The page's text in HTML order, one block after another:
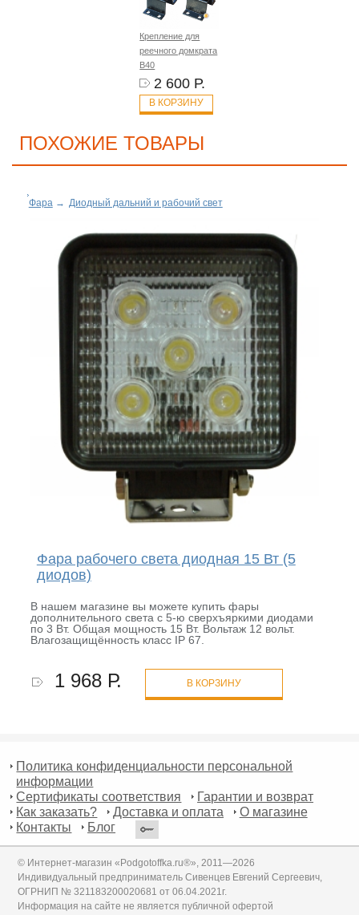
Крепление для
реечного домкрата
B40
2 600 Р.
В КОРЗИНУ
ПОХОЖИЕ ТОВАРЫ
Фара → Диодный дальний и рабочий свет
Фара рабочего света диодная 15 Вт (5
диодов)
В нашем магазине вы можете купить фары
дополнительного света с 5-ю сверхъяркими диодами
по 3 Вт. Общая мощность 15 Вт. Вольтаж 12 вольт.
Влагозащищённость класс IP 67.
1 968 Р. В КОРЗИНУ
Политика конфиденциальности персональной
информации
Сертификаты соответствия
Гарантии и возврат
Как заказать?
Доставка и оплата
О магазине
Контакты
Блог
© Интернет-магазин «Podgotoffka.ru®», 2011—2026
Индивидуальный предприниматель Сивенцев Евгений Сергеевич,
ОГРНИП № 321183200020681 от 06.04.2021г.
Информация на сайте не является публичной офертой